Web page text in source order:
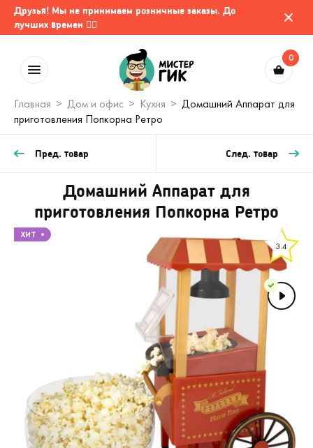
Друзья! Мы не принимаем розничные заказы. До
лучших времен 🤷‍♂️
0
Главная Дом и офис Кухня
Домашний Аппарат для
приготовления Попкорна Ретро
Пред. товар След. товар
Домашний Аппарат для
приготовления Попкорна Ретро
3.4